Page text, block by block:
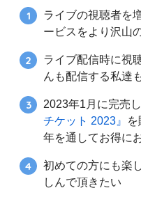
ライブの視聴者を
ービスをより沢山
ライブ配信時に視
んも配信する私達
2023年1月に完売
チケット 2023』
年を通してお得に
初めての方にも楽
しんで頂きたい